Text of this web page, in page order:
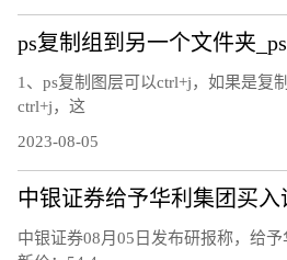
1、ps复制图层可以ctrl+j，如果是复
ctrl+j，这
2023-08-05
中银证券08月05日发布研报称，给